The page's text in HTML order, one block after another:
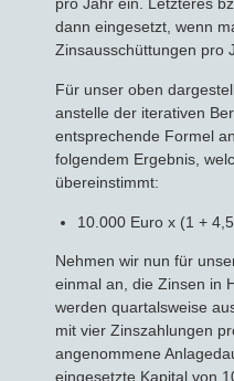
pro Jahr ein. Letzteres
dann eingesetzt, wenn
Zinsausschüttungen pro
Für unser oben
anstelle der iterativen
entsprechende Formel
folgendem Ergebnis,
übereinstimmt:
10.000 Euro x (1 +
Nehmen wir nun für
einmal an, die Zinsen in
werden quartalsweise
mit vier Zinszahlungen
angenommene
eingesetzte Kapital von